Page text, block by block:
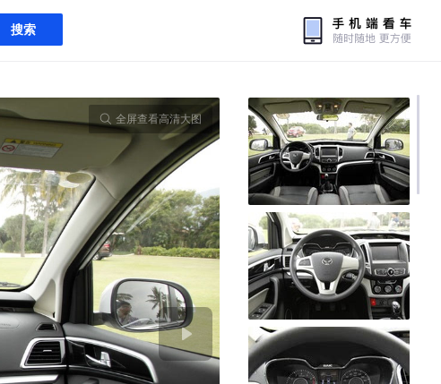
搜索
全屏查看高清大图